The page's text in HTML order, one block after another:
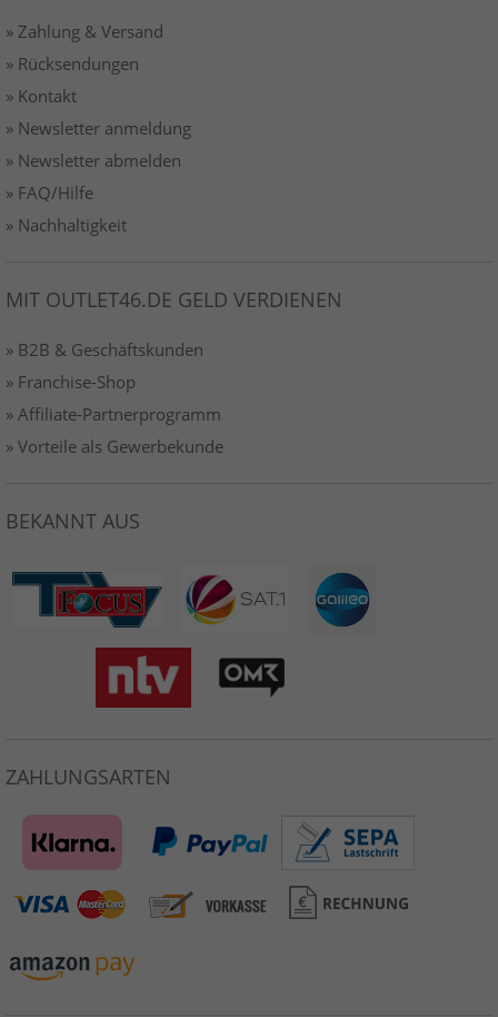
» Zahlung & Versand
» Rücksendungen
» Kontakt
» Newsletter anmeldung
» Newsletter abmelden
» FAQ/Hilfe
» Nachhaltigkeit
MIT OUTLET46.DE GELD VERDIENEN
» B2B & Geschäftskunden
» Franchise-Shop
» Affiliate-Partnerprogramm
» Vorteile als Gewerbekunde
BEKANNT AUS
ZAHLUNGSARTEN